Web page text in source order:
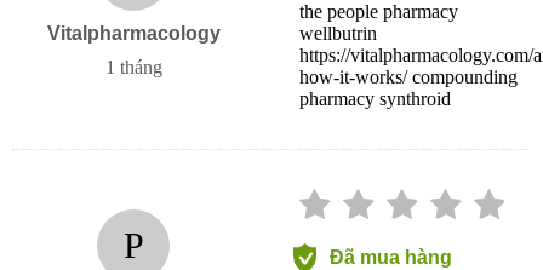
Vitalpharmacology
1 tháng
the people pharmacy
wellbutrin
https://vitalpharmacology.com/
how-it-works/ compounding
pharmacy synthroid
P
Đã mua hàng